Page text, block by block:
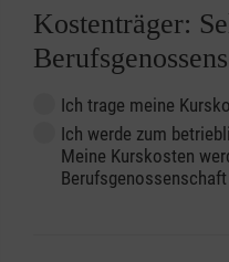
Kostenträger:
Ich trage meine
Ich werde zum
Meine Kurskosten